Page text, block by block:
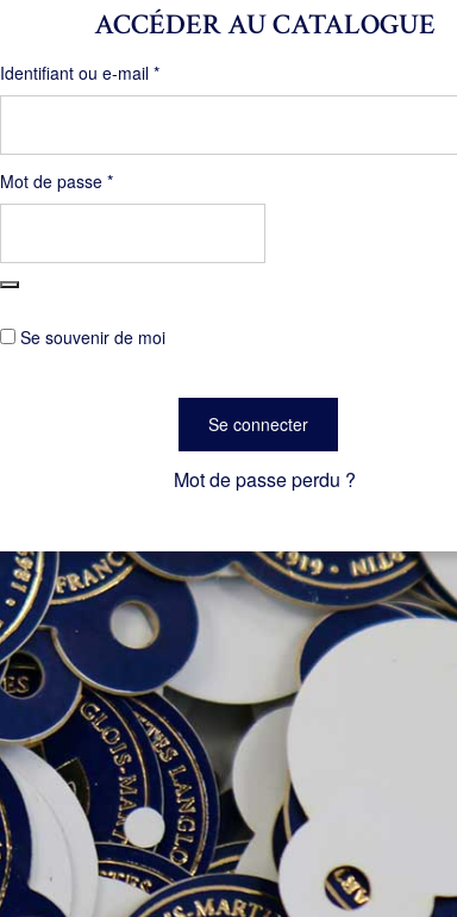
ACCÉDER AU CATALOGUE
Identifiant ou e-mail *Obligatoire
Mot de passe *Obligatoire
Se souvenir de moi
Se connecter
Mot de passe perdu ?